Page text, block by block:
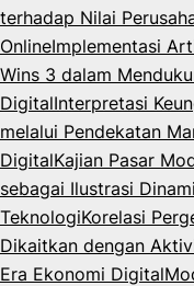
terhadap Nilai
OnlineImplementasi
Wins 3 dalam
DigitalInterpretasi
melalui Pendekatan
DigitalKajian Pasar
sebagai Ilustrasi
TeknologiKorelasi
Dikaitkan dengan
Era Ekonomi Digital